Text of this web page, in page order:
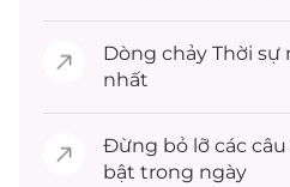
Dòng chảy Thời sự
nhất
Đừng bỏ lỡ các
bật trong ngày